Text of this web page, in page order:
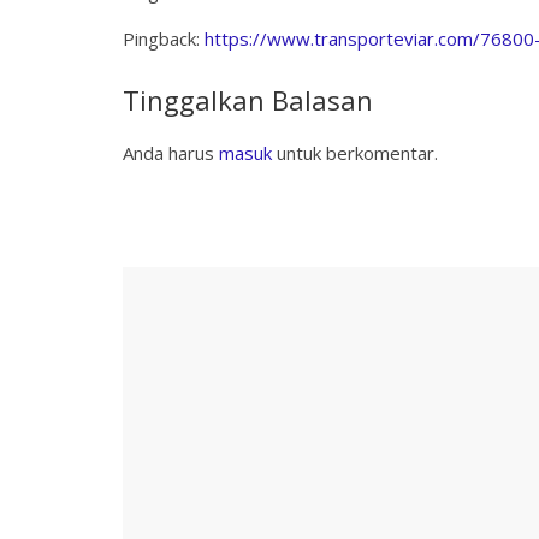
Pingback: https://www.transporteviar.com/
Tinggalkan Balasan
Anda harus masuk untuk berkomentar.